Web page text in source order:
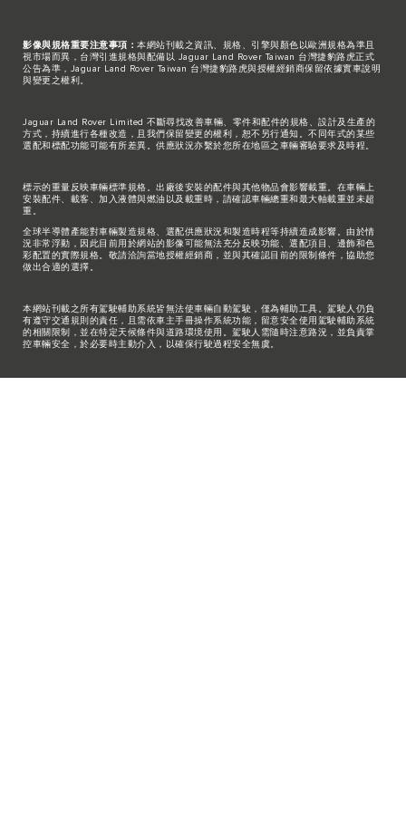
影像與規格重要注意事項： 本網站刊載之資訊、規格、引擎與顏色以歐洲規格為準且
視市場而異，台灣引進規格與配備以 Jaguar Land Rover Taiwan 台灣捷豹路虎正式
公告為準，Jaguar Land Rover Taiwan 台灣捷豹路虎與授權經銷商保留依據實車說明
與變更之權利。
Jaguar Land Rover Limited 不斷尋找改善車輛、零件和配件的規格、設計及生產的
方式，持續進行各種改造，且我們保留變更的權利，恕不另行通知。不同年式的某些
選配和標配功能可能有所差異。供應狀況亦繫於您所在地區之車輛審驗要求及時程。
標示的重量反映車輛標準規格。出廠後安裝的配件與其他物品會影響載重。在車輛上
安裝配件、載客、加入液體與燃油以及載重時，請確認車輛總重和最大軸載重並未超
重。
全球半導體產能對車輛製造規格、選配供應狀況和製造時程等持續造成影響。由於情
況非常浮動，因此目前用於網站的影像可能無法充分反映功能、選配項目、邊飾和色
彩配置的實際規格。敬請洽詢當地授權經銷商，並與其確認目前的限制條件，協助您
做出合適的選擇。
本網站刊載之所有駕駛輔助系統皆無法使車輛自動駕駛，僅為輔助工具。駕駛人仍負
有遵守交通規則的責任，且需依車主手冊操作系統功能，留意安全使用駕駛輔助系統
的相關限制，並在特定天候條件與道路環境使用。駕駛人需隨時注意路況，並負責掌
控車輛安全，於必要時主動介入，以確保行駛過程安全無虞。